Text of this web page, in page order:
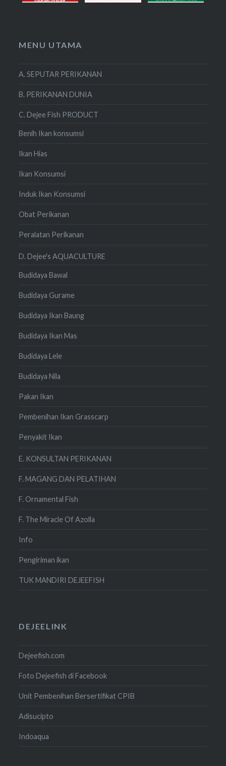
MENU UTAMA
A. SEPUTAR PERIKANAN
B. PERIKANAN DUNIA
C. Dejee Fish PRODUCT
Benih Ikan konsumsi
Ikan Hias
Ikan Konsumsi
Induk Ikan Konsumsi
Obat Perikanan
Peralatan Perikanan
D. Dejee's AQUACULTURE
Budidaya Bawal
Budidaya Gurame
Budidaya Ikan Baung
Budidaya Ikan Mas
Budidaya Lele
Budidaya Nila
Pakan Ikan
Pembenihan Ikan Grasscarp
Penyakit Ikan
E. KONSULTAN PERIKANAN
F. MAGANG DAN PELATIHAN
F. Ornamental Fish
F. The Miracle Of Azolla
Info
Pengiriman ikan
TUK MANDIRI DEJEEFISH
DEJEELINK
Dejeefish.com
Foto Dejeefish di Facebook
Unit Pembenihan Bersertifikat CPIB
Adisucipto
Indoaqua